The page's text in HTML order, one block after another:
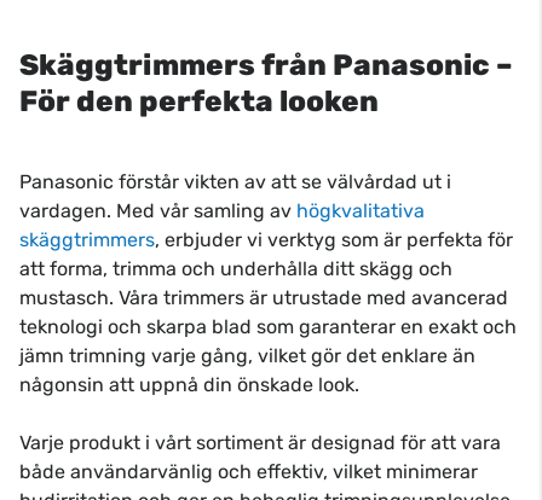
Skäggtrimmers från Panasonic –
För den perfekta looken
Panasonic förstår vikten av att se välvårdad ut i
vardagen. Med vår samling av högkvalitativa
skäggtrimmers, erbjuder vi verktyg som är perfekta för
att forma, trimma och underhålla ditt skägg och
mustasch. Våra trimmers är utrustade med avancerad
teknologi och skarpa blad som garanterar en exakt och
jämn trimning varje gång, vilket gör det enklare än
någonsin att uppnå din önskade look.
Varje produkt i vårt sortiment är designad för att vara
både användarvänlig och effektiv, vilket minimerar